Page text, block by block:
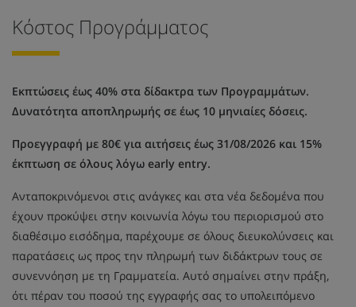
Κόστος Προγράμματος
Εκπτώσεις έως 40% στα δίδακτρα των Προγραμμάτων.
Δυνατότητα αποπληρωμής σε έως 10 μηνιαίες δόσεις.
Προεγγραφή με 80€ για αιτήσεις έως 31/08/2026 και 15%
έκπτωση σε όλους λόγω early entry.
Ανταποκρινόμενοι στις ανάγκες και στα νέα δεδομένα που
έχουν προκύψει στην κοινωνία λόγω του περιορισμού στο
διαθέσιμο εισόδημα, παρέχουμε σε όλους διευκολύνσεις και
παρατάσεις ως προς την πληρωμή των διδάκτρων τους σε
συνεννόηση με τη Γραμματεία. Αυτό σημαίνει στην πράξη,
ότι πέραν του ποσού της εγγραφής σας το υπολειπόμενο